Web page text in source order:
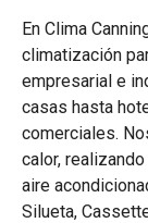
En Clima
climatización
empresarial e
casas hasta
comerciales.
calor,
aire
Silueta,